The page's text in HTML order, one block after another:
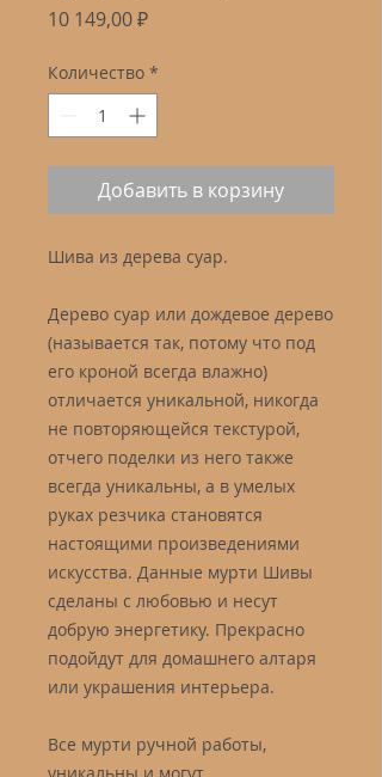
10 149,00 ₽Цена
Количество *
Добавить в корзину
Шива из дерева суар.
Дерево суар или дождевое дерево
(называется так, потому что под
его кроной всегда влажно)
отличается уникальной, никогда
не повторяющейся текстурой,
отчего поделки из него также
всегда уникальны, а в умелых
руках резчика становятся
настоящими произведениями
искусства. Данные мурти Шивы
сделаны с любовью и несут
добрую энергетику. Прекрасно
подойдут для домашнего алтаря
или украшения интерьера.
Все мурти ручной работы,